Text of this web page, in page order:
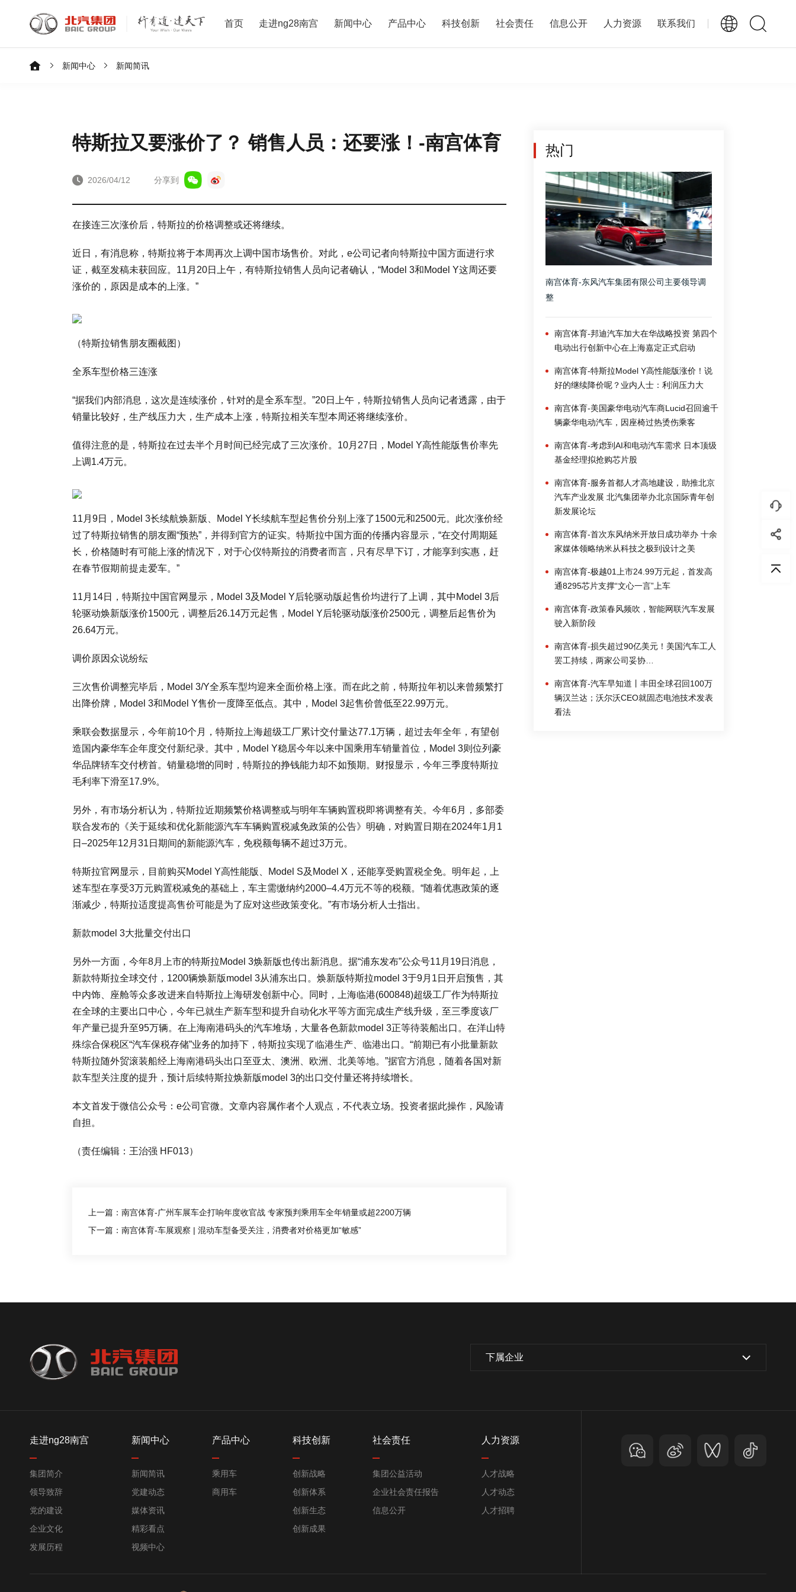
首页 走进ng28南宫 新闻中心 产品中心 科技创新 社会责任 信息公开 人力资源 联系我们
新闻中心 新闻简讯
特斯拉又要涨价了？ 销售人员：还要涨！-南宫体育
2026/04/12 分享到
在接连三次涨价后，特斯拉的价格调整或还将继续。
近日，有消息称，特斯拉将于本周再次上调中国市场售价。对此，e公司记者向特斯拉中国方面进行求
证，截至发稿未获回应。11月20日上午，有特斯拉销售人员向记者确认，“Model 3和Model Y这周还要
涨价的，原因是成本的上涨。”
（特斯拉销售朋友圈截图）
全系车型价格三连涨
“据我们内部消息，这次是连续涨价，针对的是全系车型。”20日上午，特斯拉销售人员向记者透露，由于
销量比较好，生产线压力大，生产成本上涨，特斯拉相关车型本周还将继续涨价。
值得注意的是，特斯拉在过去半个月时间已经完成了三次涨价。10月27日，Model Y高性能版售价率先
上调1.4万元。
11月9日，Model 3长续航焕新版、Model Y长续航车型起售价分别上涨了1500元和2500元。此次涨价经
过了特斯拉销售的朋友圈“预热”，并得到官方的证实。特斯拉中国方面的传播内容显示，“在交付周期延
长，价格随时有可能上涨的情况下，对于心仪特斯拉的消费者而言，只有尽早下订，才能享到实惠，赶
在春节假期前提走爱车。”
11月14日，特斯拉中国官网显示，Model 3及Model Y后轮驱动版起售价均进行了上调，其中Model 3后
轮驱动焕新版涨价1500元，调整后26.14万元起售，Model Y后轮驱动版涨价2500元，调整后起售价为
26.64万元。
调价原因众说纷纭
三次售价调整完毕后，Model 3/Y全系车型均迎来全面价格上涨。而在此之前，特斯拉年初以来曾频繁打
出降价牌，Model 3和Model Y售价一度降至低点。其中，Model 3起售价曾低至22.99万元。
乘联会数据显示，今年前10个月，特斯拉上海超级工厂累计交付量达77.1万辆，超过去年全年，有望创
造国内豪华车企年度交付新纪录。其中，Model Y稳居今年以来中国乘用车销量首位，Model 3则位列豪
华品牌轿车交付榜首。销量稳增的同时，特斯拉的挣钱能力却不如预期。财报显示，今年三季度特斯拉
毛利率下滑至17.9%。
另外，有市场分析认为，特斯拉近期频繁价格调整或与明年车辆购置税即将调整有关。今年6月，多部委
联合发布的《关于延续和优化新能源汽车车辆购置税减免政策的公告》明确，对购置日期在2024年1月1
日–2025年12月31日期间的新能源汽车，免税额每辆不超过3万元。
特斯拉官网显示，目前购买Model Y高性能版、Model S及Model X，还能享受购置税全免。明年起，上
述车型在享受3万元购置税减免的基础上，车主需缴纳约2000–4.4万元不等的税额。“随着优惠政策的逐
渐减少，特斯拉适度提高售价可能是为了应对这些政策变化。”有市场分析人士指出。
新款model 3大批量交付出口
另外一方面，今年8月上市的特斯拉Model 3焕新版也传出新消息。据“浦东发布”公众号11月19日消息，
新款特斯拉全球交付，1200辆焕新版model 3从浦东出口。焕新版特斯拉model 3于9月1日开启预售，其
中内饰、座舱等众多改进来自特斯拉上海研发创新中心。同时，上海临港(600848)超级工厂作为特斯拉
在全球的主要出口中心，今年已就生产新车型和提升自动化水平等方面完成生产线升级，至三季度该厂
年产量已提升至95万辆。在上海南港码头的汽车堆场，大量各色新款model 3正等待装船出口。在洋山特
殊综合保税区“汽车保税存储”业务的加持下，特斯拉实现了临港生产、临港出口。“前期已有小批量新款
特斯拉随外贸滚装船经上海南港码头出口至亚太、澳洲、欧洲、北美等地。”据官方消息，随着各国对新
款车型关注度的提升，预计后续特斯拉焕新版model 3的出口交付量还将持续增长。
本文首发于微信公众号：e公司官微。文章内容属作者个人观点，不代表立场。投资者据此操作，风险请
自担。
（责任编辑：王治强 HF013）
上一篇：南宫体育-广州车展车企打响年度收官战 专家预判乘用车全年销量或超2200万辆
下一篇：南宫体育-车展观察 | 混动车型备受关注，消费者对价格更加“敏感”
热门
南宫体育-东风汽车集团有限公司主要领导调
整
南宫体育-邦迪汽车加大在华战略投资 第四个
电动出行创新中心在上海嘉定正式启动
南宫体育-特斯拉Model Y高性能版涨价！说
好的继续降价呢？业内人士：利润压力大
南宫体育-美国豪华电动汽车商Lucid召回逾千
辆豪华电动汽车，因座椅过热烫伤乘客
南宫体育-考虑到AI和电动汽车需求 日本顶级
基金经理拟抢购芯片股
南宫体育-服务首都人才高地建设，助推北京
汽车产业发展 北汽集团举办北京国际青年创
新发展论坛
南宫体育-首次东风纳米开放日成功举办 十余
家媒体领略纳米从科技之极到设计之美
南宫体育-极越01上市24.99万元起，首发高
通8295芯片支撑“文心一言”上车
南宫体育-政策春风频吹，智能网联汽车发展
驶入新阶段
南宫体育-损失超过90亿美元！美国汽车工人
罢工持续，两家公司妥协…
南宫体育-汽车早知道丨丰田全球召回100万
辆汉兰达；沃尔沃CEO就固态电池技术发表
看法
下属企业
走进ng28南宫
集团简介
领导致辞
党的建设
企业文化
发展历程
新闻中心
新闻简讯
党建动态
媒体资讯
精彩看点
视频中心
产品中心
乘用车
商用车
科技创新
创新战略
创新体系
创新生态
创新成果
社会责任
集团公益活动
企业社会责任报告
信息公开
人力资源
人才战略
人才动态
人才招聘